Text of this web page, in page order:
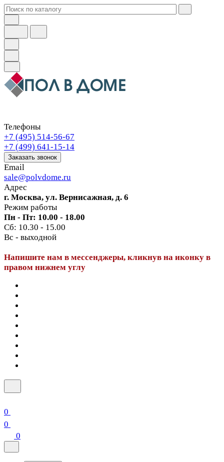
Телефоны
+7 (495) 514-56-67
+7 (499) 641-15-14
Заказать звонок
Email
sale@polvdome.ru
Адрес
г. Москва, ул. Вернисажная, д. 6
Режим работы
Пн - Пт: 10.00 - 18.00
Сб: 10.30 - 15.00
Вс - выходной
Напишите нам в мессенджеры, кликнув на иконку в
правом нижнем углу
0
0
0